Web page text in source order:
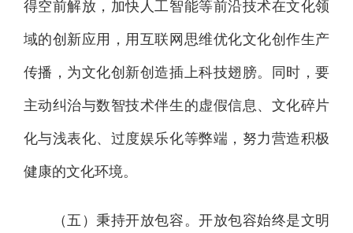
得空前解放，加快人工智能等前沿技术在文化领
域的创新应用，用互联网思维优化文化创作生产
传播，为文化创新创造插上科技翅膀。同时，要
主动纠治与数智技术伴生的虚假信息、文化碎片
化与浅表化、过度娱乐化等弊端，努力营造积极
健康的文化环境。
（五）秉持开放包容。开放包容始终是文明